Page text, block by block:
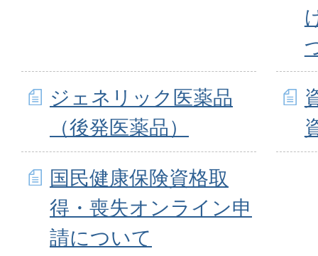
ジェネリック医薬品
（後発医薬品）
国民健康保険資格取
得・喪失オンライン申
請について